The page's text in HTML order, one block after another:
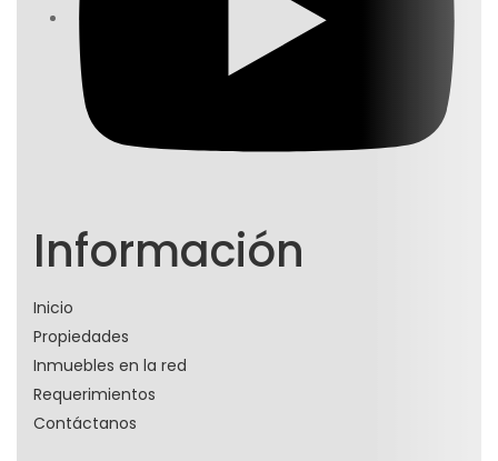
Información
Inicio
Propiedades
Inmuebles en la red
Requerimientos
Contáctanos